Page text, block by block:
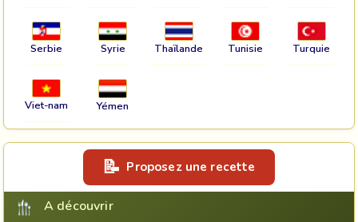
Serbie Syrie Thaïlande Tunisie Turquie
Viet-nam Yémen
Proposez une recette
A découvrir